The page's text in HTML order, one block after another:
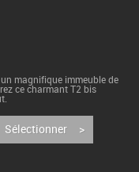
magnifique immeuble de
ce charmant T2 bis
Sélectionner >